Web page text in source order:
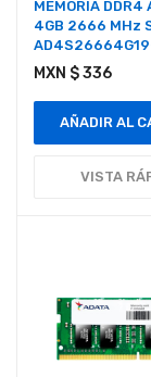
MEMORIA DDR4
4GB 2666 MHz
MXN $ 336
AÑADIR AL
VISTA